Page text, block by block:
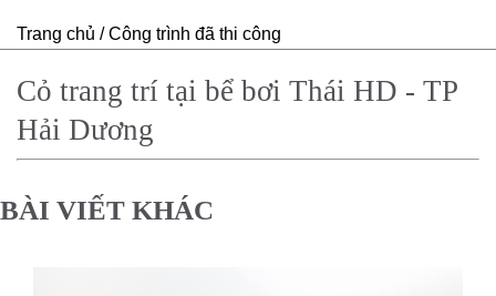
Trang chủ / Công trình đã thi công
Cỏ trang trí tại bể bơi Thái HD - TP
Hải Dương
BÀI VIẾT KHÁC